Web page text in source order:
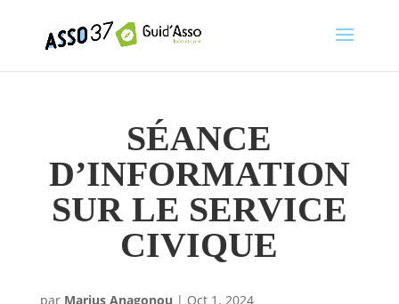
SÉANCE
D’INFORMATION
SUR LE SERVICE
CIVIQUE
par Marius Anagonou | Oct 1, 2024